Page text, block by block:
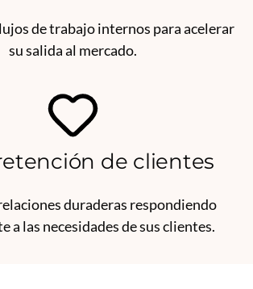
de trabajo internos para acelerar
su salida al mercado.
de clientes
duraderas respondiendo
a las necesidades de sus clientes.